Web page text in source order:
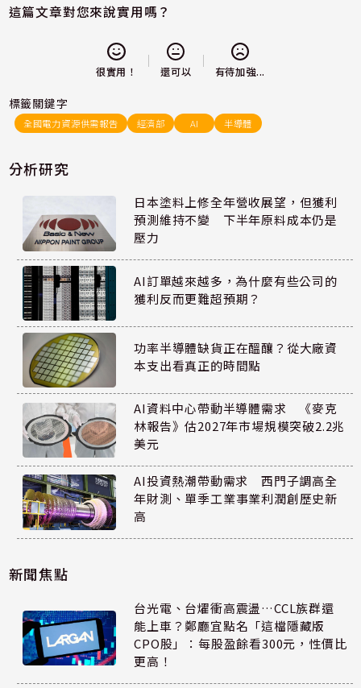
這篇文章對您來說實用嗎？
很實用！ 還可以 有待加強...
標籤關鍵字
全國電力資源供需報告 經濟部 AI 半導體
分析研究
日本塗料上修全年營收展望，但獲利
預測維持不變 下半年原料成本仍是
壓力
AI訂單越來越多，為什麼有些公司的
獲利反而更難超預期？
功率半導體缺貨正在醞釀？從大廠資
本支出看真正的時間點
AI資料中心帶動半導體需求 《麥克
林報告》估2027年市場規模突破2.2兆
美元
AI投資熱潮帶動需求 西門子調高全
年財測、單季工業事業利潤創歷史新
高
新聞焦點
台光電、台燿衝高震盪…CCL族群還
能上車？鄭廳宜點名「這檔隱藏版
CPO股」：每股盈餘看300元，性價比
更高！